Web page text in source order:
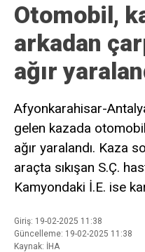
Otomobil,
arkadan
ağır
Afyonkarahisar-
gelen kazada
ağır yaralandı. Kaza
araçta sıkışan S.Ç.
Kamyondaki İ.E. ise
Giriş: 19-02-2025 11:38
Güncelleme: 19-02-2025 11:38
Kaynak: İHA